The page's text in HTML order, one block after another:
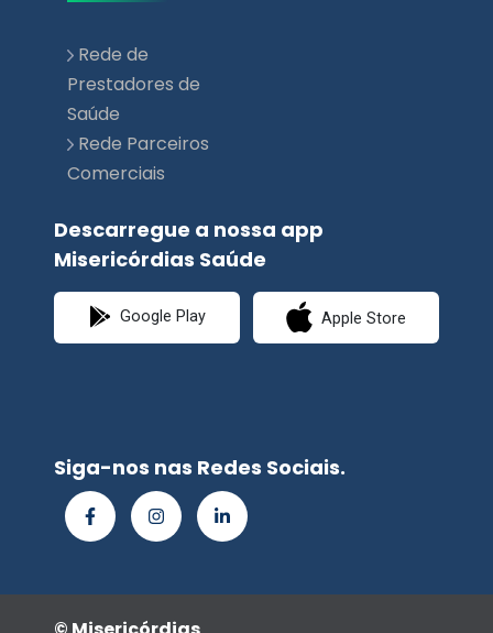
Rede de
Prestadores de
Saúde
Rede Parceiros
Comerciais
Descarregue a nossa app
Misericórdias Saúde
Google Play Apple Store
Siga-nos nas Redes Sociais.